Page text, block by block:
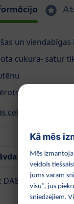
un
cukura- satur
kā uzkoda
ceļvedis Eiropā